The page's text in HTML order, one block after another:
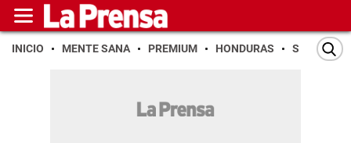
INICIO MENTE SANA PREMIUM HONDURAS SAN PEDRO